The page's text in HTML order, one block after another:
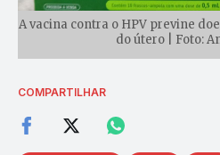
A vacina contra o HPV previne
do útero | Foto:
COMPARTILHAR